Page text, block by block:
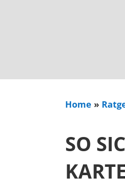
Home »
SO